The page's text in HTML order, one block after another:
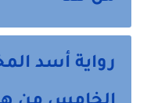
رواية أسد